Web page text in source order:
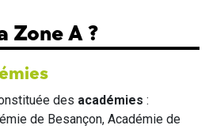
Zone A ?
des académies :
de Besançon, Académie de